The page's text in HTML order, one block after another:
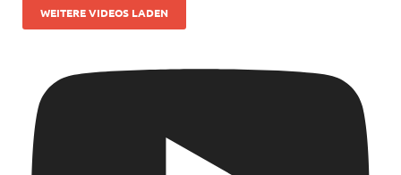
WEITERE VIDEOS LADEN